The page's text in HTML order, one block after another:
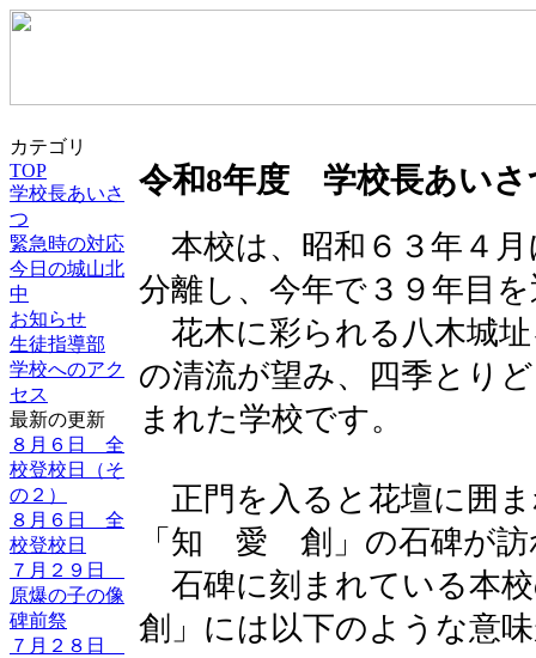
カテゴリ
TOP
学校長あいさ
つ
緊急時の対応
今日の城山北
中
お知らせ
生徒指導部
学校へのアク
セス
最新の更新
８月６日 全
校登校日（そ
の２）
８月６日 全
校登校日
７月２９日
原爆の子の像
碑前祭
７月２８日
令和8年度 学校長あいさ
本校は、昭和６３年４
分離し、今年で３９年目
花木に彩られる八木城
の清流が望み、四季とり
まれた学校です。
正門を入ると花壇に囲
「知 愛 創」の石碑が訪
石碑に刻まれている本
創」には以下のような意